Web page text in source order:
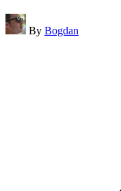
Posted
by
By Bogdan